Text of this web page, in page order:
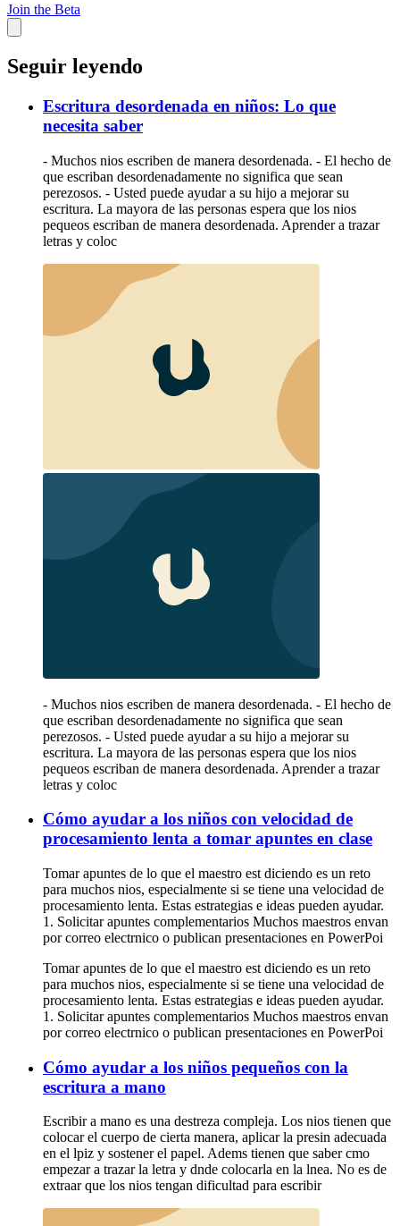
Join the Beta
Seguir leyendo
Escritura desordenada en niños: Lo que
necesita saber
- Muchos nios escriben de manera desordenada. - El hecho de
que escriban desordenadamente no significa que sean
perezosos. - Usted puede ayudar a su hijo a mejorar su
escritura. La mayora de las personas espera que los nios
pequeos escriban de manera desordenada. Aprender a trazar
letras y coloc
- Muchos nios escriben de manera desordenada. - El hecho de
que escriban desordenadamente no significa que sean
perezosos. - Usted puede ayudar a su hijo a mejorar su
escritura. La mayora de las personas espera que los nios
pequeos escriban de manera desordenada. Aprender a trazar
letras y coloc
Cómo ayudar a los niños con velocidad de
procesamiento lenta a tomar apuntes en clase
Tomar apuntes de lo que el maestro est diciendo es un reto
para muchos nios, especialmente si se tiene una velocidad de
procesamiento lenta. Estas estrategias e ideas pueden ayudar.
1. Solicitar apuntes complementarios Muchos maestros envan
por correo electrnico o publican presentaciones en PowerPoi
Tomar apuntes de lo que el maestro est diciendo es un reto
para muchos nios, especialmente si se tiene una velocidad de
procesamiento lenta. Estas estrategias e ideas pueden ayudar.
1. Solicitar apuntes complementarios Muchos maestros envan
por correo electrnico o publican presentaciones en PowerPoi
Cómo ayudar a los niños pequeños con la
escritura a mano
Escribir a mano es una destreza compleja. Los nios tienen que
colocar el cuerpo de cierta manera, aplicar la presin adecuada
en el lpiz y sostener el papel. Adems tienen que saber cmo
empezar a trazar la letra y dnde colocarla en la lnea. No es de
extraar que los nios tengan dificultad para escribir